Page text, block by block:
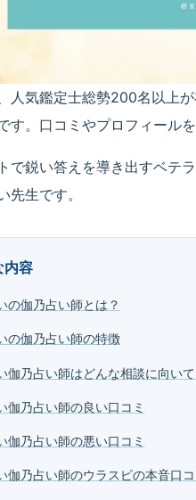
人気鑑定士総勢200名以上
す。口コミやプロフィール
で鋭い答えを導き出すベテ
先生です。
内容
の伽乃占い師とは？
の伽乃占い師の特徴
伽乃占い師はどんな相談に向いて
伽乃占い師の良い口コミ
伽乃占い師の悪い口コミ
伽乃占い師のウラスピの本音口コ